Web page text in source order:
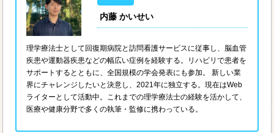
内藤 かいせい
理学療法士として回復期病院と訪問看護サービスに従事し、脳血管
疾患や運動器疾患などの幅広い症例を経験する。リハビリで患者を
サポートするとともに、全国規模の学会発表にも参加。 新しい業
界にチャレンジしたいと決意し、2021年に独立する。現在はWeb
ライターとして活動中。これまでの理学療法士の経験を活かして、
医療や健康分野で多くの執筆・監修に携わっている。